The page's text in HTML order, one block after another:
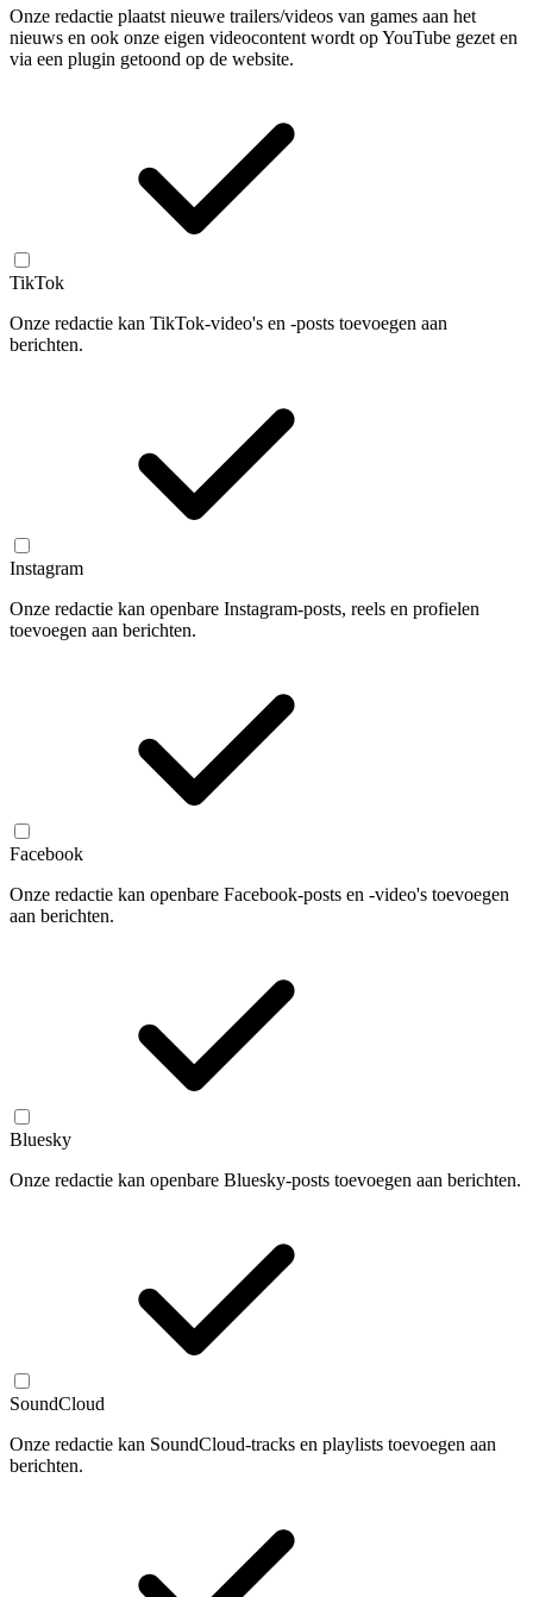
Onze redactie plaatst nieuwe trailers/videos van games aan het
nieuws en ook onze eigen videocontent wordt op YouTube gezet en
via een plugin getoond op de website.
TikTok
Onze redactie kan TikTok-video's en -posts toevoegen aan
berichten.
Instagram
Onze redactie kan openbare Instagram-posts, reels en profielen
toevoegen aan berichten.
Facebook
Onze redactie kan openbare Facebook-posts en -video's toevoegen
aan berichten.
Bluesky
Onze redactie kan openbare Bluesky-posts toevoegen aan berichten.
SoundCloud
Onze redactie kan SoundCloud-tracks en playlists toevoegen aan
berichten.